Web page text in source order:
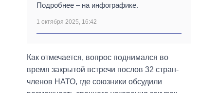
Подробнее – на инфографике.
1 октября 2025, 16:42
Как отмечается, вопрос поднимался во
время закрытой встречи послов 32 стран-
членов НАТО, где союзники обсудили